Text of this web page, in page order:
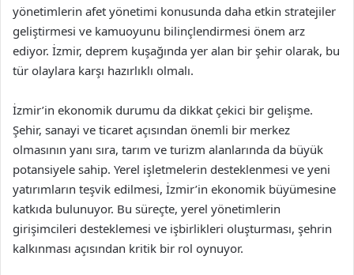
yönetimlerin afet yönetimi konusunda daha etkin stratejiler
geliştirmesi ve kamuoyunu bilinçlendirmesi önem arz
ediyor. İzmir, deprem kuşağında yer alan bir şehir olarak, bu
tür olaylara karşı hazırlıklı olmalı.
İzmir’in ekonomik durumu da dikkat çekici bir gelişme.
Şehir, sanayi ve ticaret açısından önemli bir merkez
olmasının yanı sıra, tarım ve turizm alanlarında da büyük
potansiyele sahip. Yerel işletmelerin desteklenmesi ve yeni
yatırımların teşvik edilmesi, İzmir’in ekonomik büyümesine
katkıda bulunuyor. Bu süreçte, yerel yönetimlerin
girişimcileri desteklemesi ve işbirlikleri oluşturması, şehrin
kalkınması açısından kritik bir rol oynuyor.